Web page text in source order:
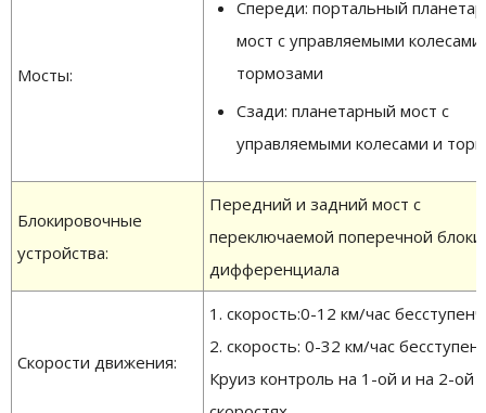
Мосты:
Спереди: портальный
мост с управляемыми колесами
тормозами
Сзади: планетарный мост с
управляемыми колесами и
Блокировочные
устройства:
Передний и задний мост с
переключаемой поперечной
дифференциала
Скорости движения:
1. скорость:0-12 км/час
2. скорость: 0-32 км/час
Круиз контроль на 1-ой и на 2-ой